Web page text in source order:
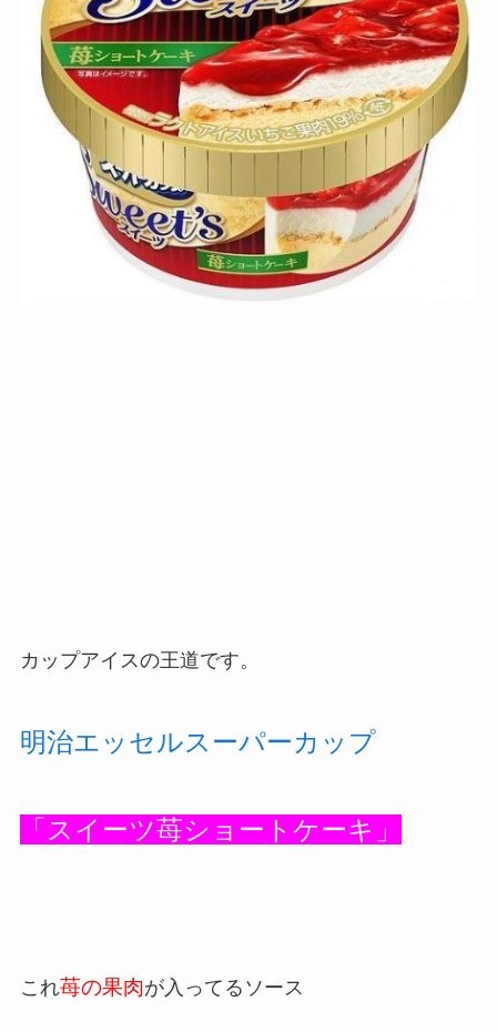
カップアイスの王道です。
明治エッセルスーパーカップ
「スイーツ苺ショートケーキ」
これ苺の果肉が入ってるソース